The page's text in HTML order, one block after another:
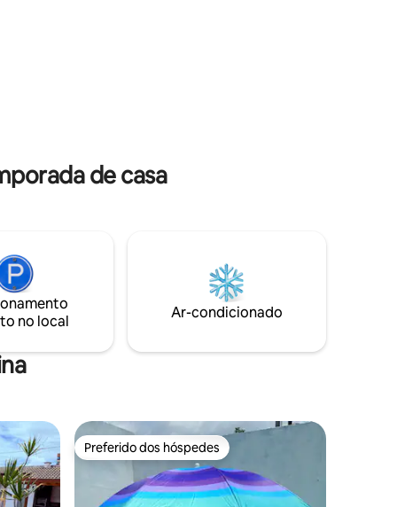
de casa
no local
Ar-condicionado
Preferido dos hóspedes
Preferido dos hóspedes